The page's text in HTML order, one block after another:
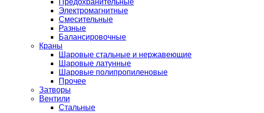
Предохранительные
Электромагнитные
Смесительные
Разные
Балансировочные
Краны
Шаровые стальные и нержавеющие
Шаровые латунные
Шаровые полипропиленовые
Прочее
Затворы
Вентили
Стальные